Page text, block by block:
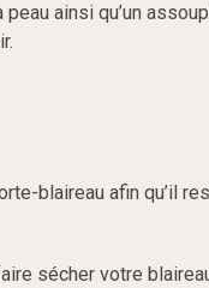
ainsi qu’un
blaireau afin qu’il
sécher votre